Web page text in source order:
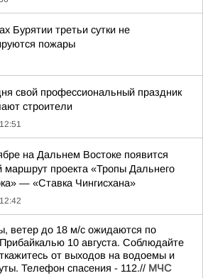
Бурятии третьи сутки не
пожары
свой профессиональный праздник
строители
12:51
на Дальнем Востоке появится
маршрут проекта «Тропы Дальнего
— «Ставка Чингисхана»
12:42
ветер до 18 м/с ожидаются по
10 августа. Соблюдайте
от выходов на водоемы и
Телефон спасения - 112.// МЧС